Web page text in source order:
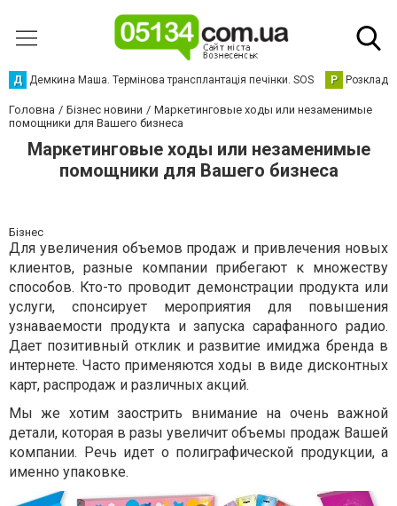
Д Демкина Маша. Термінова трансплантація печінки. SOS Р Розклад
Головна Бізнес новини
Маркетинговые ходы или незаменимые
помощники для Вашего бизнеса
Маркетинговые ходы или незаменимые
помощники для Вашего бизнеса
Бізнес
Для увеличения объемов продаж и привлечения новых
клиентов, разные компании прибегают к множеству
способов. Кто-то проводит демонстрации продукта или
услуги, спонсирует мероприятия для повышения
узнаваемости продукта и запуска сарафанного радио.
Дает позитивный отклик и развитие имиджа бренда в
интернете. Часто применяются ходы в виде дисконтных
карт, распродаж и различных акций.
Мы же хотим заострить внимание на очень важной
детали, которая в разы увеличит объемы продаж Вашей
компании. Речь идет о полиграфической продукции, а
именно упаковке.